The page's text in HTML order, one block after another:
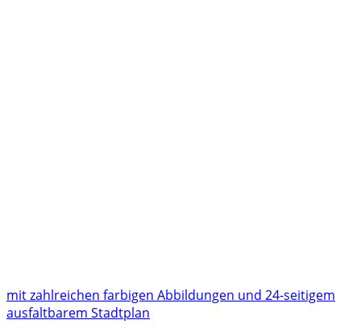
mit zahlreichen farbigen Abbildungen und 24-seitigem
ausfaltbarem Stadtplan